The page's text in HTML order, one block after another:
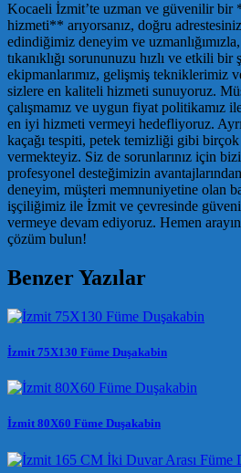
Kocaeli İzmit’te uzman ve güvenilir bir
hizmeti** arıyorsanız, doğru
edindiğimiz deneyim ve
tıkanıklığı sorununuzu hızlı ve etkili
ekipmanlarımız, gelişmiş tekniklerimiz
sizlere en kaliteli hizmeti sunuyoruz.
çalışmamız ve uygun fiyat politikamız
en iyi hizmeti vermeyi hedefliyoruz.
kaçağı tespiti, petek temizliği gibi
vermekteyiz. Siz de sorunlarınız için
profesyonel desteğimizin
deneyim, müşteri memnuniyetine olan
işçiliğimiz ile İzmit ve çevresinde
vermeye devam ediyoruz. Hemen
çözüm bulun!
Benzer Yazılar
İzmit 75X130 Füme Duşakabin
İzmit 80X60 Füme Duşakabin